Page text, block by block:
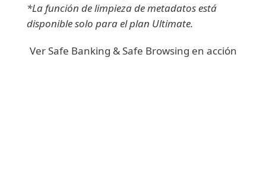
*La función de limpieza de metadatos está
disponible solo para el plan Ultimate.
Ver Safe Banking & Safe Browsing en acción